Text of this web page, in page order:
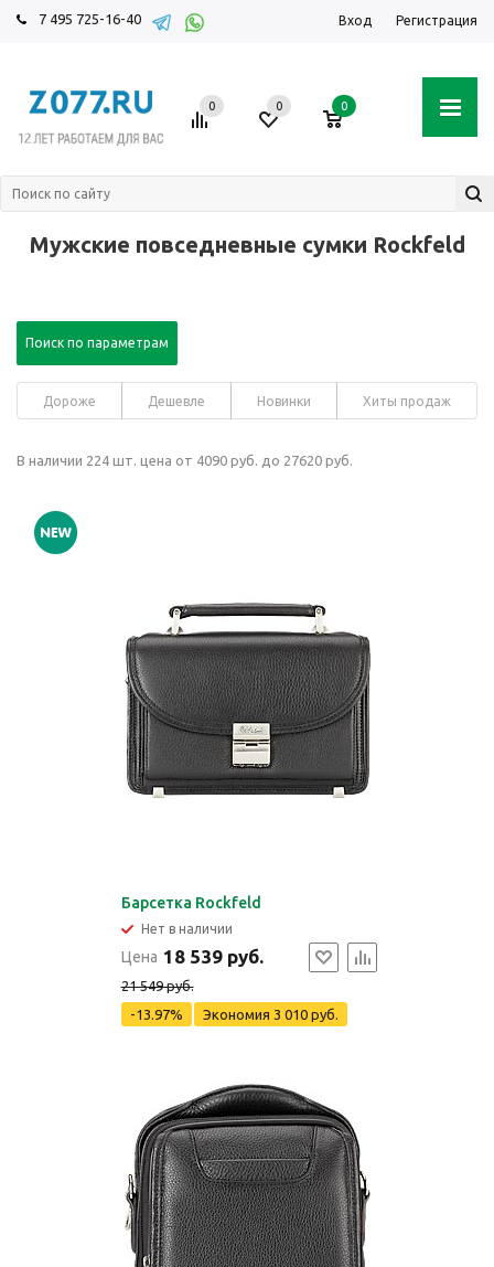
7 495 725-16-40 Вход Регистрация
0 0 0
Мужские повседневные сумки Rockfeld
Поиск по параметрам
Дороже Дешевле Новинки Хиты продаж
В наличии 224 шт. цена от 4090 руб. до 27620 руб.
Барсетка Rockfeld
Нет в наличии
Цена 18 539 руб.
21 549 руб.
-13.97%
Экономия 3 010 руб.